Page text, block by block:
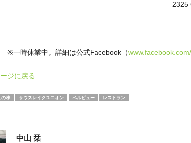
2325
※一時休業中。詳細は公式Facebook（
ジに戻る
の味 サウスレイクユニオン ベルビュー レストラン
中山 栞